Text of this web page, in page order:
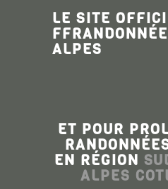
LE SITE
ALPES
ET POUR
EN RÉGION
ALPES